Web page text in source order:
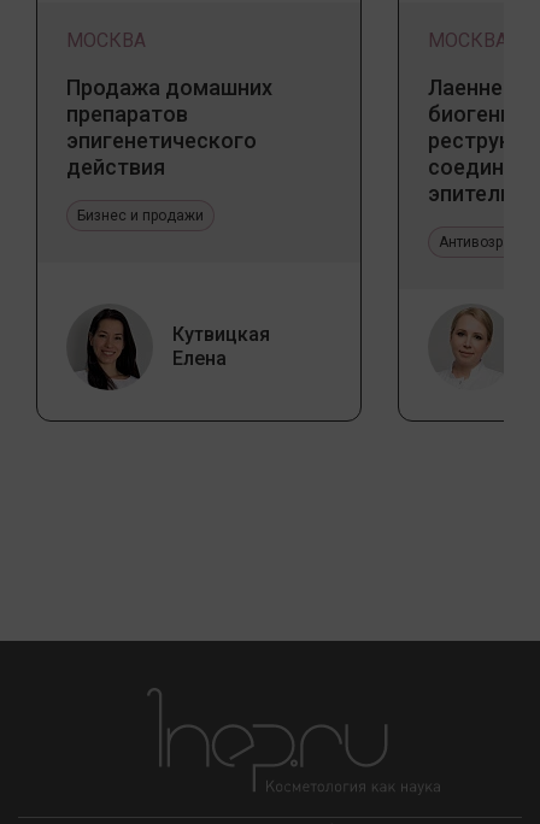
МОСКВА
Продажа домашних
препаратов
эпигенетического
действия
Бизнес и продажи
Кутвицкая
Елена
МОСКВА
Лаеннек
биогенный